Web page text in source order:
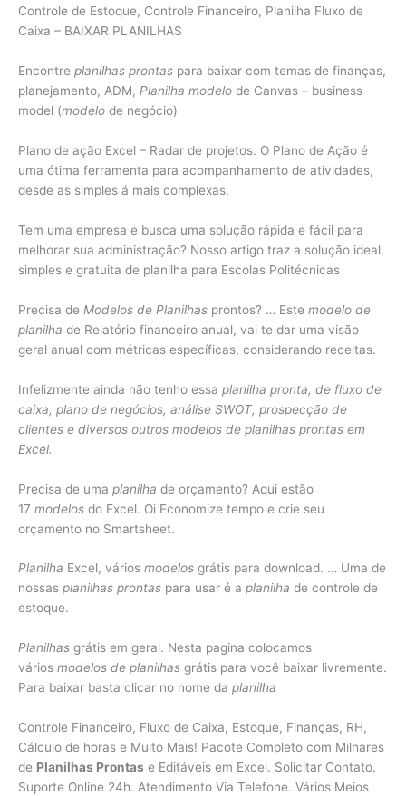
Controle de Estoque, Controle Financeiro, Planilha Fluxo de
Caixa – BAIXAR PLANILHAS
Encontre planilhas prontas para baixar com temas de finanças,
planejamento, ADM, Planilha modelo de Canvas – business
model (modelo de negócio)
Plano de ação Excel – Radar de projetos. O Plano de Ação é
uma ótima ferramenta para acompanhamento de atividades,
desde as simples á mais complexas.
Tem uma empresa e busca uma solução rápida e fácil para
melhorar sua administração? Nosso artigo traz a solução ideal,
simples e gratuita de planilha para Escolas Politécnicas
Precisa de Modelos de Planilhas prontos? … Este modelo de
planilha de Relatório financeiro anual, vai te dar uma visão
geral anual com métricas específicas, considerando receitas.
Infelizmente ainda não tenho essa planilha pronta, de fluxo de
caixa, plano de negócios, análise SWOT, prospecção de
clientes e diversos outros modelos de planilhas prontas em
Excel.
Precisa de uma planilha de orçamento? Aqui estão
17 modelos do Excel. Oi Economize tempo e crie seu
orçamento no Smartsheet.
Planilha Excel, vários modelos grátis para download. … Uma de
nossas planilhas prontas para usar é a planilha de controle de
estoque.
Planilhas grátis em geral. Nesta pagina colocamos
vários modelos de planilhas grátis para você baixar livremente.
Para baixar basta clicar no nome da planilha
Controle Financeiro, Fluxo de Caixa, Estoque, Finanças, RH,
Cálculo de horas e Muito Mais! Pacote Completo com Milhares
de Planilhas Prontas e Editáveis em Excel. Solicitar Contato.
Suporte Online 24h. Atendimento Via Telefone. Vários Meios